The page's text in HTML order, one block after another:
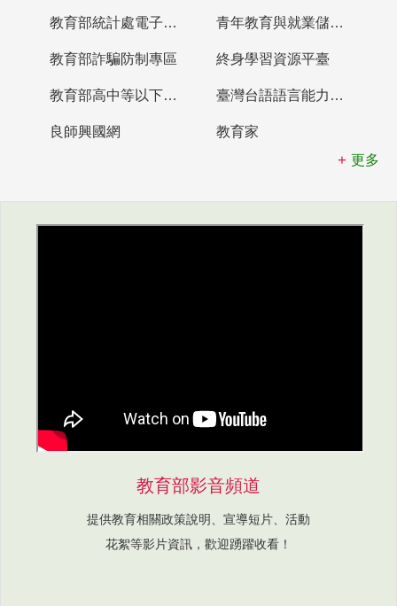
教育部統計處電子書櫃 青年教育與就業儲蓄帳戶
教育部詐騙防制專區 終身學習資源平臺
教育部高中等以下學校及幼兒園教師資格檢定考試 臺灣台語語言能力認證網站
良師興國網
教育家
更多
教育部影音頻道
提供教育相關政策說明、宣導短片、活動
花絮等影片資訊，歡迎踴躍收看！